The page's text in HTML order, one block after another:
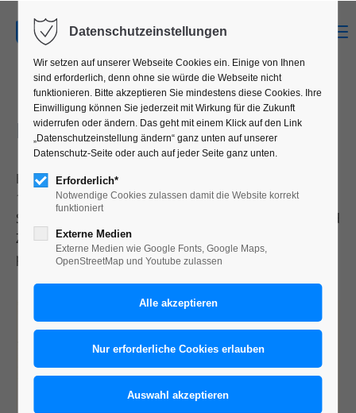
BAROCKOKOBOTS
Barocke Malerei trifft Sciencefiction – eine Serie von
100 Zeichnungen erzählt fantastische Geschichten im
Schwebezustand zwischen vergangenen Epochen und
Zukunftsvisionen. Hier wird nur ein kleiner Ausschnitt
präsentiert.
Datenschutzeinstellungen
Wir setzen auf unserer Webseite Cookies ein. Einige von Ihnen
sind erforderlich, denn ohne sie würde die Webseite nicht
funktionieren. Bitte akzeptieren Sie mindestens diese Cookies. Ihre
Einwilligung können Sie jederzeit mit Wirkung für die Zukunft
widerrufen oder ändern. Das geht mit einem Klick auf den Link
„Datenschutzeinstellung ändern“ ganz unten auf unserer
Datenschutz-Seite oder auch auf jeder Seite ganz unten.
Erforderlich*
Notwendige Cookies zulassen damit die Website korrekt
funktioniert
Externe Medien
Externe Medien wie Google Fonts, Google Maps,
OpenStreetMap und Youtube zulassen